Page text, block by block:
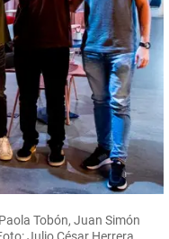
Tobón, Juan Simón